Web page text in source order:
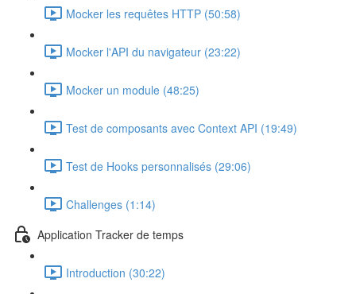
Mocker les requêtes HTTP (50:58)
Mocker l'API du navigateur (23:22)
Mocker un module (48:25)
Test de composants avec Context API (19:49)
Test de Hooks personnalisés (29:06)
Challenges (1:14)
Application Tracker de temps
Introduction (30:22)